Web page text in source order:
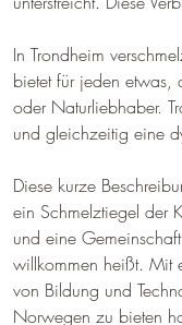
In Trondheim
bietet für jeden etwas,
oder Naturliebhaber.
und gleichzeitig eine
Diese kurze
ein Schmelztiegel der
und eine
willkommen heißt. Mit
von Bildung und
Norwegen zu bieten